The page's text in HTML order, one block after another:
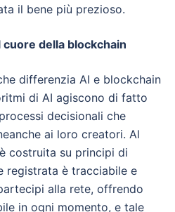
il bene più prezioso.
della blockchain
differenzia AI e blockchain
di AI agiscono di fatto
decisionali che
ai loro creatori. Al
costruita su principi di
registrata è tracciabile e
alla rete, offrendo
in ogni momento, e tale